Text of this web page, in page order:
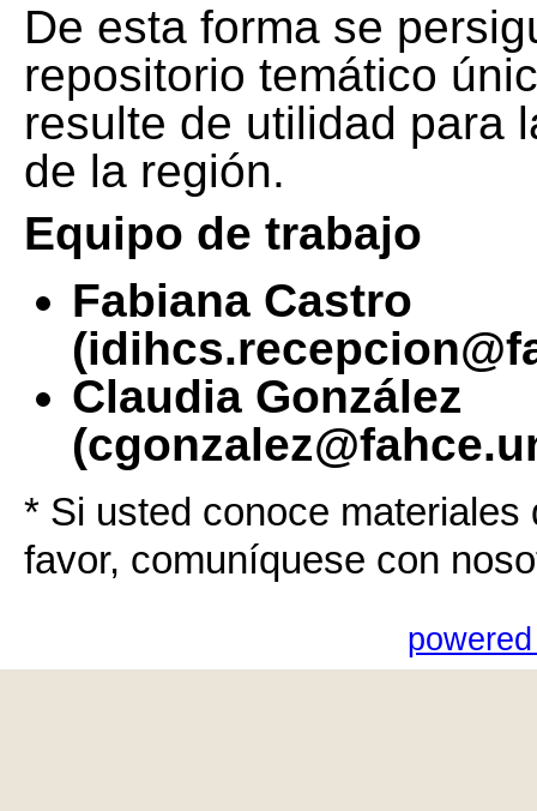
De esta forma se
repositorio temático
resulte de utilidad para
de la región.
Equipo de trabajo
Fabiana Castro
Claudia González
* Si usted conoce
favor, comuníquese con